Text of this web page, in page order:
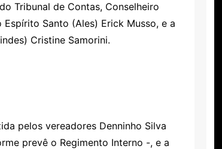
Tribunal de Contas, Conselheiro
Santo (Ales) Erick Musso, e a
Cristine Samorini.
pelos vereadores Denninho Silva
prevê o Regimento Interno -, e a